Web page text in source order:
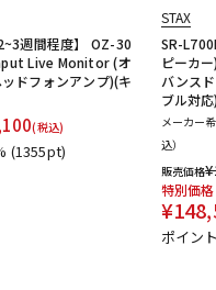
週間程度】 OZ-30
Live Monitor (オ
ドフォンアンプ)(キ
(税込)
(1355pt)
STAX
SR-
ピーカ
バンス
ブル対応)
メーカー
込）
販売価格¥
特別価格
¥
ポイン